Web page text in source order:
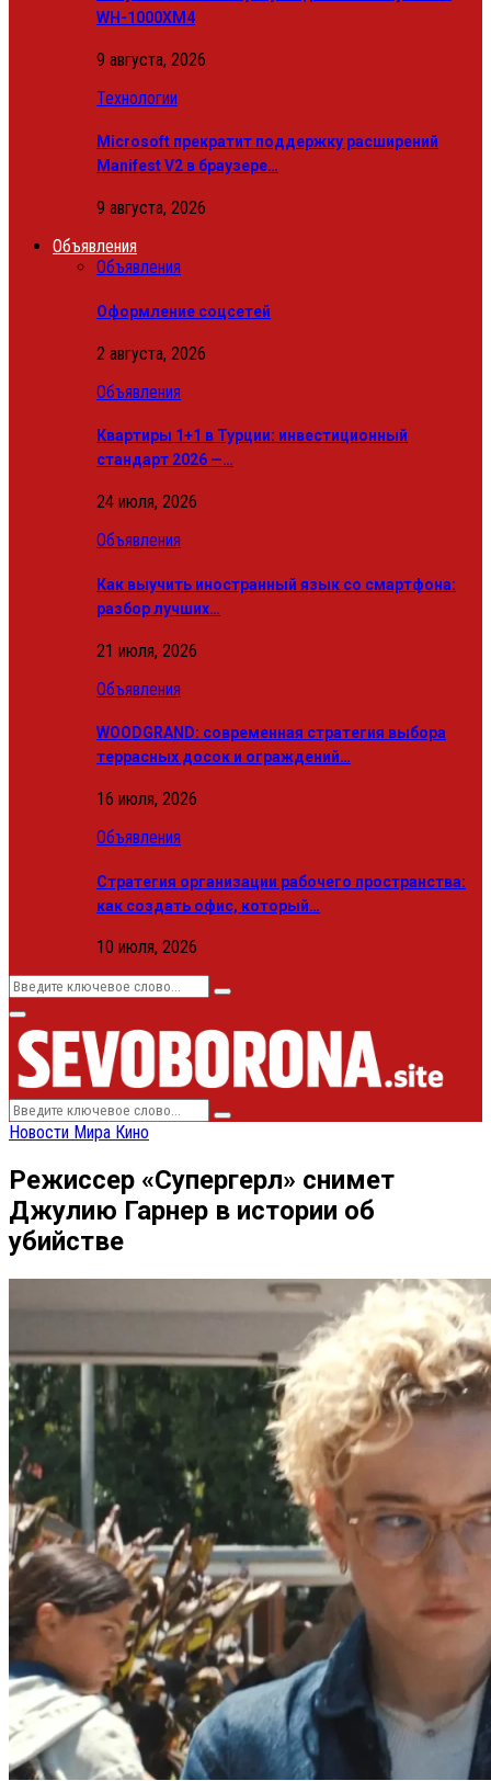
WH-1000XM4
9 августа, 2026
Технологии
Microsoft прекратит поддержку расширений
Manifest V2 в браузере…
9 августа, 2026
Объявления
Объявления
Оформление соцсетей
2 августа, 2026
Объявления
Квартиры 1+1 в Турции: инвестиционный
стандарт 2026 —…
24 июля, 2026
Объявления
Как выучить иностранный язык со смартфона:
разбор лучших…
21 июля, 2026
Объявления
WOODGRAND: современная стратегия выбора
террасных досок и ограждений…
16 июля, 2026
Объявления
Стратегия организации рабочего пространства:
как создать офис, который…
10 июля, 2026
Search
Search
Primary
Menu
Search
for:
Search
Новости Мира Кино
Режиссер «Супергерл» снимет
Джулию Гарнер в истории об
убийстве